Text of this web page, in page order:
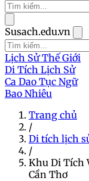
Susach.edu.vn
Lịch Sử Thế Giới
Di Tích Lịch Sử
Ca Dao Tục Ngữ
Bao Nhiêu
Trang chủ
/
Di tích lịch
/
Khu Di Tích
Cần Thơ